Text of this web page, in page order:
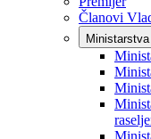
Vlada
Vlada BPK
Premijer
Članovi
Ministarstva